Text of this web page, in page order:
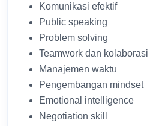
Komunikasi efektif
Public speaking
Problem solving
Teamwork dan kolaborasi
Manajemen waktu
Pengembangan mindset
Emotional intelligence
Negotiation skill